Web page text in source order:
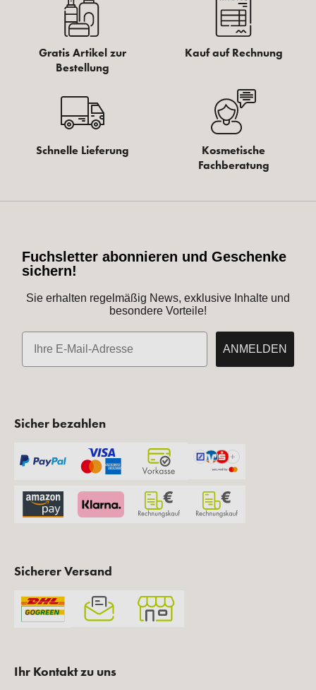
Gratis Artikel zur
Bestellung
Kauf auf Rechnung
Schnelle Lieferung
Kosmetische
Fachberatung
Fuchsletter abonnieren und Geschenke
sichern!
Sie erhalten regelmäßig News, exklusive Inhalte und
besondere Vorteile!
E-Mail
ANMELDEN
Sicher bezahlen
Sicherer Versand
Ihr Kontakt zu uns